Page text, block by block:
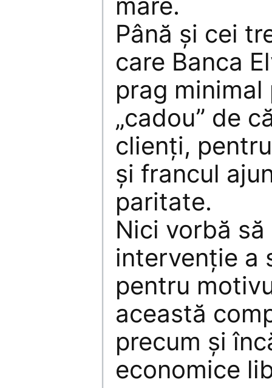
mare.
Până și cei
care Banca
prag
„cadou” de
clienți,
și francul
paritate.
Nici vorbă
intervenție a
pentru
această
precum și
economice